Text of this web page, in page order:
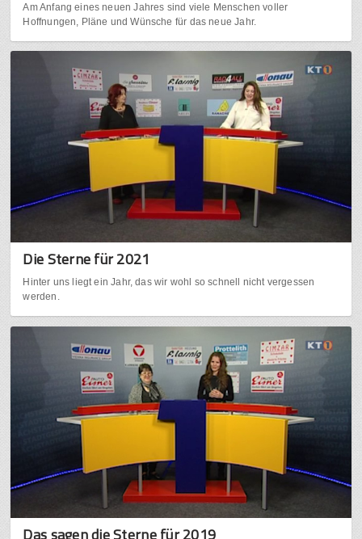
Am Anfang eines neuen Jahres sind viele Menschen voller
Hoffnungen, Pläne und Wünsche für das neue Jahr.
Die Sterne für 2021
Hinter uns liegt ein Jahr, das wir wohl so schnell nicht vergessen
werden.
Das sagen die Sterne für 2019